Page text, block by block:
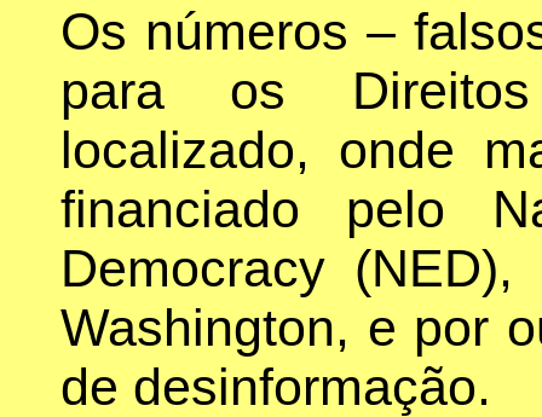
Os números –
para os
localizado, onde
financiado pelo
Democracy
Washington, e por
de desinformação.